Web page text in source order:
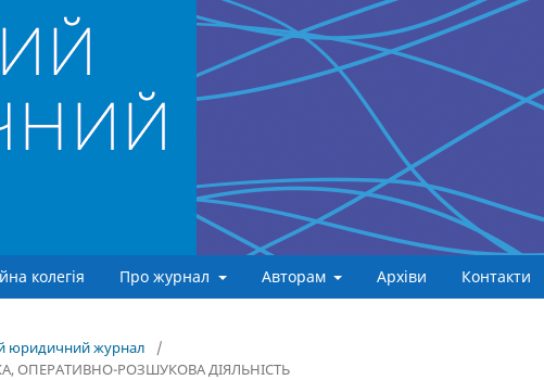
колегія Про журнал Авторам Архіви Контакти
юридичний журнал
/
ОПЕРАТИВНО-РОЗШУКОВА ДІЯЛЬНІСТЬ